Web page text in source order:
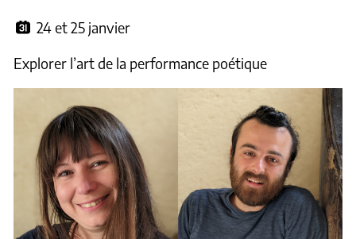
24 et 25 janvier
Explorer l’art de la performance poétique